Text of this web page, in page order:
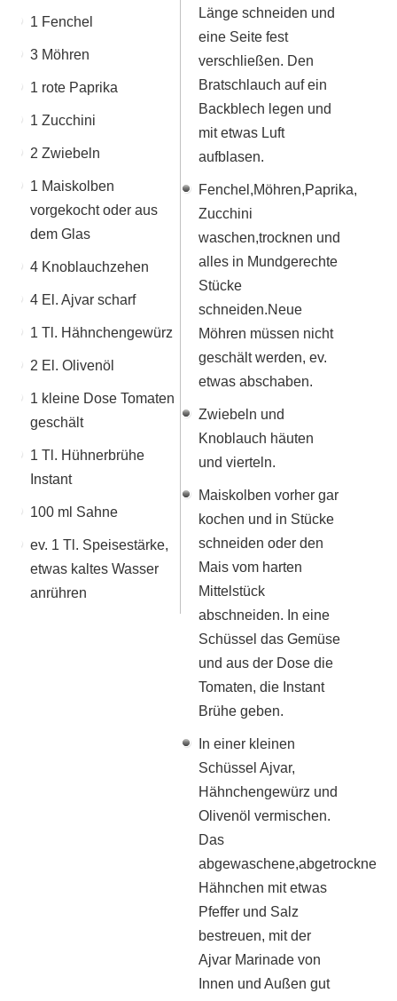
1 Fenchel
3 Möhren
1 rote Paprika
1 Zucchini
2 Zwiebeln
1 Maiskolben
vorgekocht oder aus
dem Glas
4 Knoblauchzehen
4 El. Ajvar scharf
1 Tl. Hähnchengewürz
2 El. Olivenöl
1 kleine Dose Tomaten
geschält
1 Tl. Hühnerbrühe
Instant
100 ml Sahne
ev. 1 Tl. Speisestärke,
etwas kaltes Wasser
anrühren
Länge schneiden und
eine Seite fest
verschließen. Den
Bratschlauch auf ein
Backblech legen und
mit etwas Luft
aufblasen.
Fenchel,Möhren,Paprika,
Zucchini
waschen,trocknen und
alles in Mundgerechte
Stücke
schneiden.Neue
Möhren müssen nicht
geschält werden, ev.
etwas abschaben.
Zwiebeln und
Knoblauch häuten
und vierteln.
Maiskolben vorher gar
kochen und in Stücke
schneiden oder den
Mais vom harten
Mittelstück
abschneiden. In eine
Schüssel das Gemüse
und aus der Dose die
Tomaten, die Instant
Brühe geben.
In einer kleinen
Schüssel Ajvar,
Hähnchengewürz und
Olivenöl vermischen.
Das
abgewaschene,abgetrocknete
Hähnchen mit etwas
Pfeffer und Salz
bestreuen, mit der
Ajvar Marinade von
Innen und Außen gut